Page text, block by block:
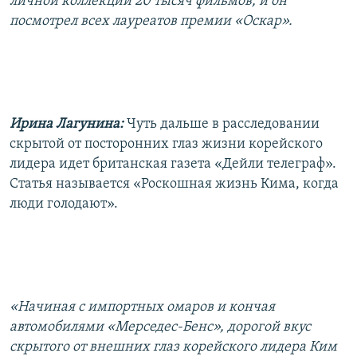
посмотрел всех лауреатов премии «Оскар».
Ирина Лагунина:Чуть дальше в расследовании
скрытой от посторонних глаз жизни корейского
лидера идет британская газета «Дейли телеграф».
Статья называется «Роскошная жизнь Кима, когда
люди голодают».
«Начиная с импортных омаров и кончая
автомобилями «Мерседес-Бенс», дорогой вкус
скрытого от внешних глаз корейского лидера Ким